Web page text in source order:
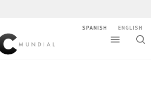
SPANISH ENGLISH